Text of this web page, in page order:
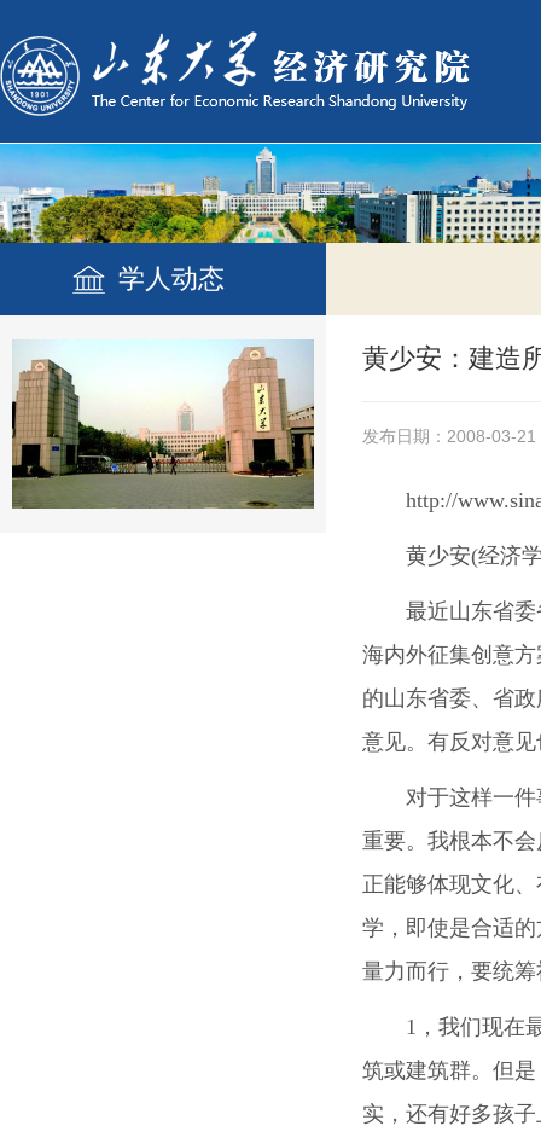
学人动态
黄少安：建造
发布日期：2008-03-21
http://
黄少安(经济
最近山东省
海内外征集创意
的山东省委、省
意见。有反对意
对于这样一
重要。我根本不
正能够体现文化
学，即使是合适
量力而行，要统
1，我们现在
筑或建筑群。但
实，还有好多孩